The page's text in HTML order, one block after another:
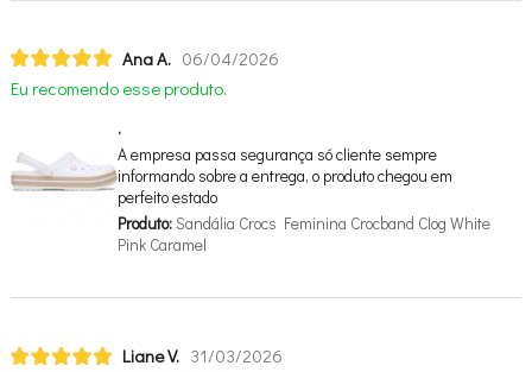
Ana A. 06/04/2026
Eu recomendo esse produto.
.
A empresa passa segurança só cliente sempre
informando sobre a entrega, o produto chegou em
perfeito estado
Produto:Sandália Crocs Feminina Crocband Clog White
Pink Caramel
Liane V. 31/03/2026